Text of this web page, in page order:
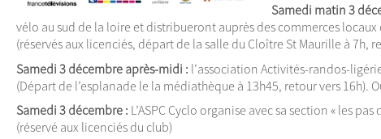
Samedi matin 3
vélo au sud de la loire et distribueront auprès des commerces
(réservés aux licenciés, départ de la salle du Cloître St Maurille à 7h,
Samedi 3 décembre après-midi : l’association Activités-randos-
(Départ de l’esplanade le la médiathèque à 13h45, retour vers 16h).
Samedi 3 décembre : L’ASPC Cyclo organise avec sa section « les
(réservé aux licenciés du club)